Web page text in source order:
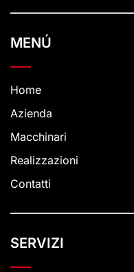
MENÚ
Home
Azienda
Macchinari
Realizzazioni
Contatti
SERVIZI